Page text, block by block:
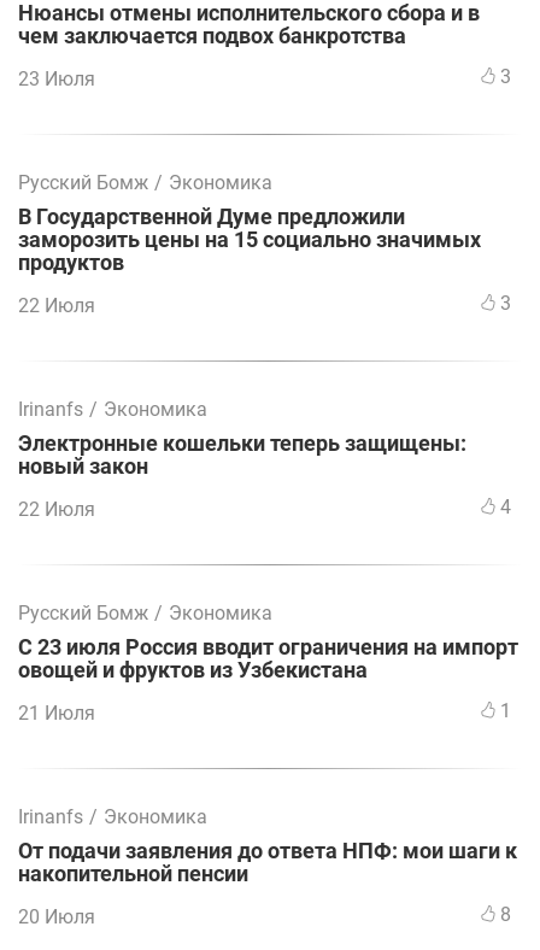
Нюансы отмены исполнительского сбора и в
чем заключается подвох банкротства
23 Июля 3
Русский Бомж / Экономика
В Государственной Думе предложили
заморозить цены на 15 социально значимых
продуктов
22 Июля 3
Irinanfs / Экономика
Электронные кошельки теперь защищены:
новый закон
22 Июля 4
Русский Бомж / Экономика
С 23 июля Россия вводит ограничения на импорт
овощей и фруктов из Узбекистана
21 Июля 1
Irinanfs / Экономика
От подачи заявления до ответа НПФ: мои шаги к
накопительной пенсии
20 Июля 8